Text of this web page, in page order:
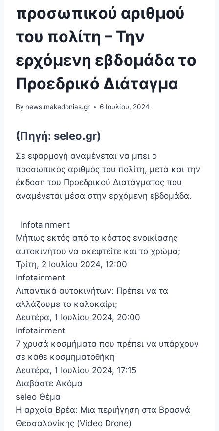
προσωπικού αριθμού
του πολίτη – Την
ερχόμενη εβδομάδα το
Προεδρικό Διάταγμα
By news.makedonias.gr 6 Ιουλίου, 2024
(Πηγή: seleo.gr)
Σε εφαρμογή αναμένεται να μπει ο
προσωπικός αριθμός του πολίτη, μετά και την
έκδοση του Προεδρικού Διατάγματος που
αναμένεται μέσα στην ερχόμενη εβδομάδα.
Infotainment
Μήπως εκτός από το κόστος ενοικίασης
αυτοκινήτου να σκεφτείτε και το χρώμα;
Τρίτη, 2 Ιουλίου 2024, 12:00
Infotainment
Λιπαντικά αυτοκινήτων: Πρέπει να τα
αλλάζουμε το καλοκαίρι;
Δευτέρα, 1 Ιουλίου 2024, 20:00
Infotainment
7 χρυσά κοσμήματα που πρέπει να υπάρχουν
σε κάθε κοσμηματοθήκη
Δευτέρα, 1 Ιουλίου 2024, 17:15
Διαβάστε Ακόμα
seleo Θέμα
Η αρχαία Βρέα: Μια περιήγηση στα Βρασνά
Θεσσαλονίκης (Video Drone)